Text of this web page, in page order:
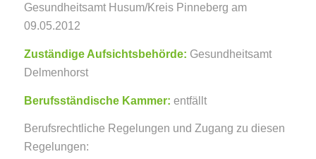
Gesundheitsamt Husum/Kreis Pinneberg am
09.05.2012
Zuständige Aufsichtsbehörde: Gesundheitsamt
Delmenhorst
Berufsständische Kammer: entfällt
Berufsrechtliche Regelungen und Zugang zu diesen
Regelungen: